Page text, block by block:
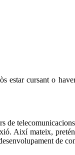
estar cursant o
de
Així mateix,
de